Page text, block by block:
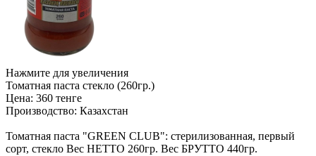
Нажмите для увеличения
Томатная паста стекло (260гр.)
Цена: 360 тенге
Производство: Казахстан
Томатная паста "GREEN CLUB": стерилизованная, первый
сорт, стекло Вес НЕТТО 260гр. Вес БРУТТО 440гр.